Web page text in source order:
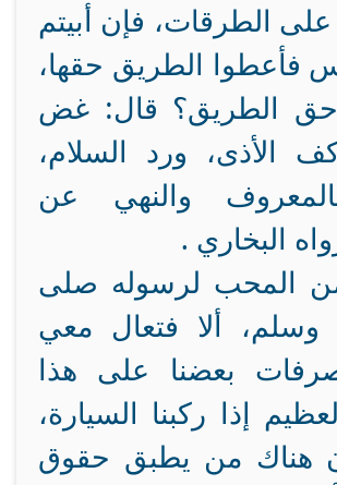
الطرقات، فإن أبيتم
فأعطوا الطريق حقها،
حق الطريق؟ قال: غض
الأذى، ورد السلام،
والنهي عن
البخاري .
المحب لرسوله صلى
وسلم، ألا فتعال معي
بعضنا على هذا
إذا ركبنا السيارة،
هناك من يطبق حقوق